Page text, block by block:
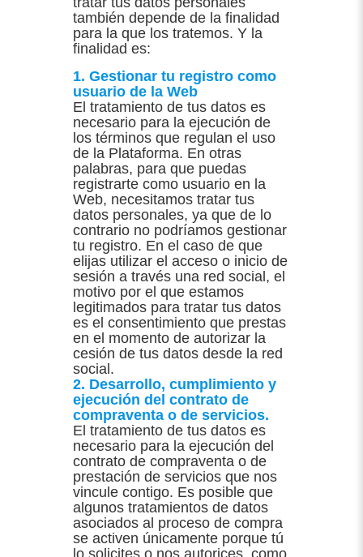
también depende de la finalidad
para la que los tratemos. Y la
finalidad es:
1. Gestionar tu registro como
usuario de la Web
El tratamiento de tus datos es
necesario para la ejecución de
los términos que regulan el uso
de la Plataforma. En otras
palabras, para que puedas
registrarte como usuario en la
Web, necesitamos tratar tus
datos personales, ya que de lo
contrario no podríamos gestionar
tu registro. En el caso de que
elijas utilizar el acceso o inicio de
sesión a través una red social, el
motivo por el que estamos
legitimados para tratar tus datos
es el consentimiento que prestas
en el momento de autorizar la
cesión de tus datos desde la red
social.
2. Desarrollo, cumplimiento y
ejecución del contrato de
compraventa o de servicios.
El tratamiento de tus datos es
necesario para la ejecución del
contrato de compraventa o de
prestación de servicios que nos
vincule contigo. Es posible que
algunos tratamientos de datos
asociados al proceso de compra
se activen únicamente porque tú
lo solicites o nos autorices, como